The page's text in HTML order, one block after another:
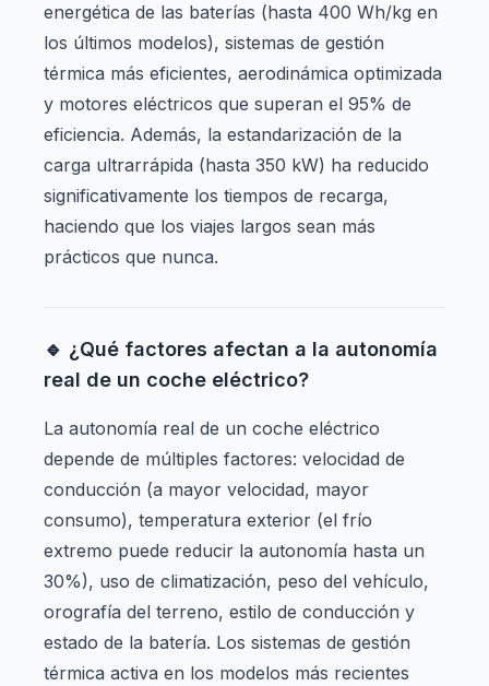
energética de las baterías (hasta 400 Wh/kg en
los últimos modelos), sistemas de gestión
térmica más eficientes, aerodinámica optimizada
y motores eléctricos que superan el 95% de
eficiencia. Además, la estandarización de la
carga ultrarrápida (hasta 350 kW) ha reducido
significativamente los tiempos de recarga,
haciendo que los viajes largos sean más
prácticos que nunca.
🔹 ¿Qué factores afectan a la autonomía
real de un coche eléctrico?
La autonomía real de un coche eléctrico
depende de múltiples factores: velocidad de
conducción (a mayor velocidad, mayor
consumo), temperatura exterior (el frío
extremo puede reducir la autonomía hasta un
30%), uso de climatización, peso del vehículo,
orografía del terreno, estilo de conducción y
estado de la batería. Los sistemas de gestión
térmica activa en los modelos más recientes